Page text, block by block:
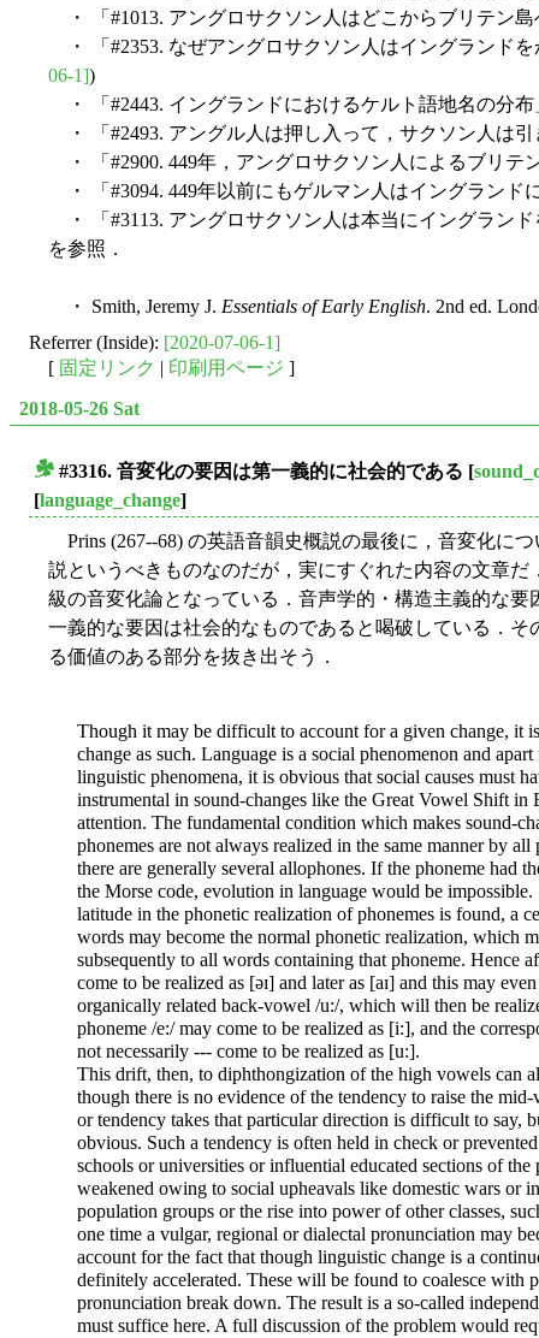
・ 「#1013. アングロサクソン人はどこからブリテン
・ 「#2353. なぜアングロサクソン人はイングランド
06-1])
・ 「#2443. イングランドにおけるケルト語地名の分布
・ 「#2493. アングル人は押し入って，サクソン人は
・ 「#2900. 449年，アングロサクソン人によるブリテ
・ 「#3094. 449年以前にもゲルマン人はイングランド
・ 「#3113. アングロサクソン人は本当にイングラン
を参照．
・ Smith, Jeremy J. Essentials of Early English. 2nd ed.
Referrer (Inside): [2020-07-06-1]
[ 固定リンク | 印刷用ページ ]
2018-05-26 Sat
#3316. 音変化の要因は第一義的に社会的である [
[language_change]
Prins (267--68) の英語音韻史概説の最後に，音変化に
説というべきものなのだが，実にすぐれた内容の文章だ
級の音変化論となっている．音声学的・構造主義的な
一義的な要因は社会的なものであると喝破している．
る価値のある部分を抜き出そう．
Though it may be difficult to account for a given change, it
change as such. Language is a social phenomenon and
linguistic phenomena, it is obvious that social causes must
instrumental in sound-changes like the Great Vowel Shift
attention. The fundamental condition which makes sound-
phonemes are not always realized in the same manner by
there are generally several allophones. If the phoneme had
the Morse code, evolution in language would be impossible.
latitude in the phonetic realization of phonemes is found, a
words may become the normal phonetic realization, which
subsequently to all words containing that phoneme. Hence
come to be realized as [əɪ] and later as [aɪ] and this may
organically related back-vowel /u:/, which will then be
phoneme /e:/ may come to be realized as [i:], and the
not necessarily --- come to be realized as [u:].
This drift, then, to diphthongization of the high vowels can
though there is no evidence of the tendency to raise the mid-
or tendency takes that particular direction is difficult to say,
obvious. Such a tendency is often held in check or
schools or universities or influential educated sections of
weakened owing to social upheavals like domestic wars or
population groups or the rise into power of other classes,
one time a vulgar, regional or dialectal pronunciation may
account for the fact that though linguistic change is a
definitely accelerated. These will be found to coalesce with
pronunciation break down. The result is a so-called
must suffice here. A full discussion of the problem would